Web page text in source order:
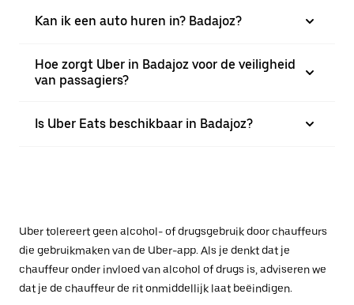
Kan ik een auto huren in? Badajoz?
Hoe zorgt Uber in Badajoz voor de veiligheid
van passagiers?
Is Uber Eats beschikbaar in Badajoz?
Uber tolereert geen alcohol- of drugsgebruik door chauffeurs
die gebruikmaken van de Uber-app. Als je denkt dat je
chauffeur onder invloed van alcohol of drugs is, adviseren we
dat je de chauffeur de rit onmiddellijk laat beëindigen.